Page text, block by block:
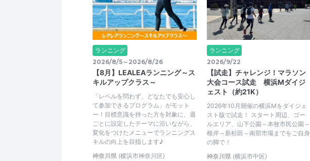
ランニング
2026/8/5～2026/8/26
【8月】LEALEAランニング～ス
キルアップクラス～
「レベルを問わず、どなたでも安心し
て参加できるプログラム」がモット
ー！目標意識を持った方を対象に、週
ごとに設定したテーマに沿いながら、
変化をつけたメニューでランニングス
キルの向上を目指します♪
神奈川県 (横浜市神奈川区)
ランニング
2026/9/22
【試走】チャレンジ！マラソン
大会コース試走 横浜Mダイジ
ェスト（約21K）
2026年10月開催の横浜Mをダイジェ
スト版で試走！ スタート周辺、ゴー
ルエリア、山下公園～本牧市民公園～
根岸～新杉田～南部市場までをご自身
の脚で！
神奈川県 (横浜市中区)